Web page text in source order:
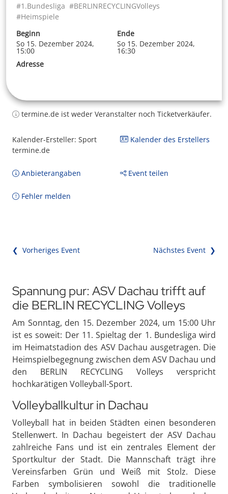
#1.Bundesliga #BERLINRECYCLINGVolleys
#Heimspiele
Beginn
So 15. Dezember 2024,
15:00
Ende
So 15. Dezember 2024,
16:30
Adresse
termine.de ist weder Veranstalter noch Ticketverkäufer.
Kalender-Ersteller: Sport
termine.de
Kalender des Erstellers
Anbieterangaben Event teilen
Fehler melden
❮ Vorheriges Event Nächstes Event ❯
Spannung pur: ASV Dachau trifft auf
die BERLIN RECYCLING Volleys
Am Sonntag, den 15. Dezember 2024, um 15:00 Uhr
ist es soweit: Der 11. Spieltag der 1. Bundesliga wird
im Heimatstadion des ASV Dachau ausgetragen. Die
Heimspielbegegnung zwischen dem ASV Dachau und
den BERLIN RECYCLING Volleys verspricht
hochkarätigen Volleyball-Sport.
Volleyballkultur in Dachau
Volleyball hat in beiden Städten einen besonderen
Stellenwert. In Dachau begeistert der ASV Dachau
zahlreiche Fans und ist ein zentrales Element der
Sportkultur der Stadt. Die Mannschaft trägt ihre
Vereinsfarben Grün und Weiß mit Stolz. Diese
Farben symbolisieren sowohl die traditionelle